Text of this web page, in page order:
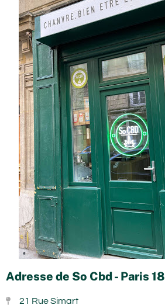
Adresse de So Cbd - Paris 18
21 Rue Simart